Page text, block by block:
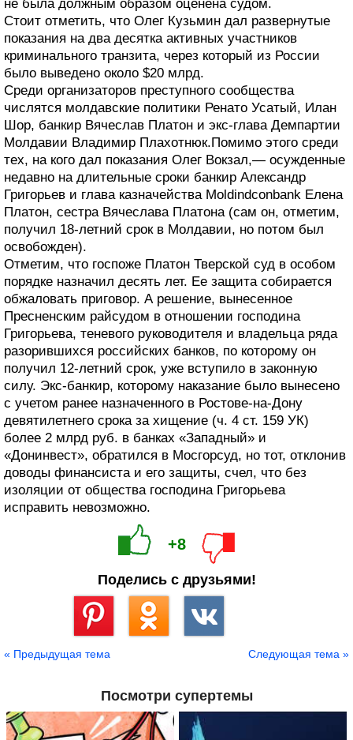
не была должным образом оценена судом.
Стоит отметить, что Олег Кузьмин дал развернутые
показания на два десятка активных участников
криминального транзита, через который из России
было выведено около $20 млрд.
Среди организаторов преступного сообщества
числятся молдавские политики Ренато Усатый, Илан
Шор, банкир Вячеслав Платон и экс-глава Демпартии
Молдавии Владимир Плахотнюк.Помимо этого среди
тех, на кого дал показания Олег Вокзал,— осужденные
недавно на длительные сроки банкир Александр
Григорьев и глава казначейства Моldindconbank Елена
Платон, сестра Вячеслава Платона (сам он, отметим,
получил 18-летний срок в Молдавии, но потом был
освобожден).
Отметим, что госпоже Платон Тверской суд в особом
порядке назначил деcять лет. Ее защита собирается
обжаловать приговор. А решение, вынесенное
Пресненским райсудом в отношении господина
Григорьева, теневого руководителя и владельца ряда
разорившихся российских банков, по которому он
получил 12-летний срок, уже вступило в законную
силу. Экс-банкир, которому наказание было вынесено
с учетом ранее назначенного в Ростове-на-Дону
девятилетнего срока за хищение (ч. 4 ст. 159 УК)
более 2 млрд руб. в банках «Западный» и
«Донинвест», обратился в Мосгорсуд, но тот, отклонив
доводы финансиста и его защиты, счел, что без
изоляции от общества господина Григорьева
исправить невозможно.
+8
Поделись с друзьями!
« Предыдущая тема Следующая тема »
Посмотри супертемы